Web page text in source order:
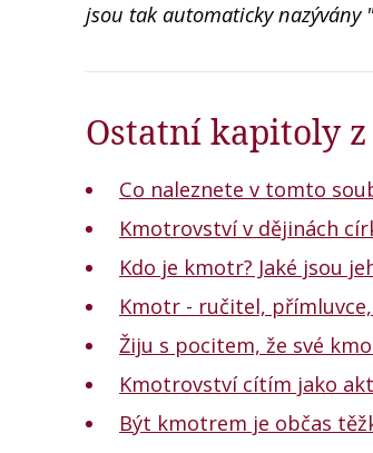
jsou tak automaticky
Ostatní kapitoly
Co naleznete v tomto
Kmotrovství v dějinách
Kdo je kmotr? Jaké jsou
Kmotr - ručitel,
Žiju s pocitem, že své
Kmotrovství cítím jako
Být kmotrem je občas